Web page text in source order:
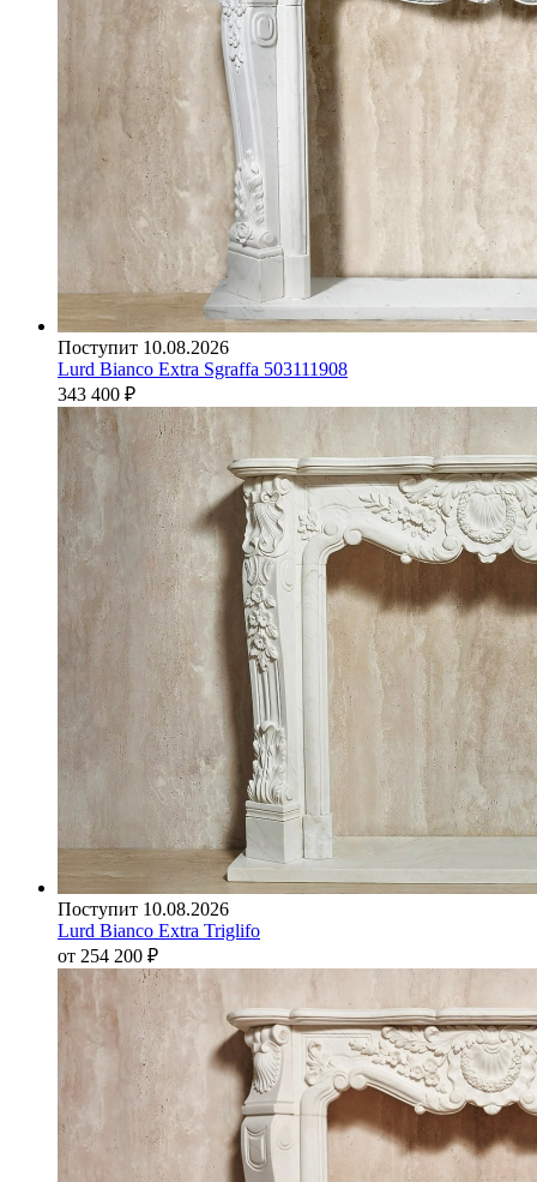
Поступит 10.08.2026
Lurd Bianco Extra Sgraffa 503111908
343 400 ₽
Поступит 10.08.2026
Lurd Bianco Extra Triglifo
от 254 200 ₽